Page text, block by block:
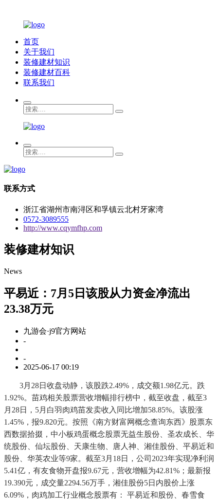
首页
关于我们
装修建材知识
装修建材百科
联系我们
联系方式
浙江省湖州市南浔区和孚镇云北村牙家湾
0572-3089555
http://www.cqymfhp.com
装修建材知识
News
平易近：7月5日该股从力资金净流出
23.38万元
九游会·j9官方网站
-
-
2025-06-17 00:19
3月28日收盘动静，该股跌2.49%，成交额1.98亿元。跌
1.92%。苗鸡相关股票营收增幅排行榜中，截至收盘，截至3
月28日，5月白羽肉鸡苗发卖收入同比增加58.85%。该股涨
1.45%，报9.820元。按照《南方财富网概念查询东西》股票东
西数据拾掇，中小板鸡蛋概念股票无益生股份、圣农成长、华
统股份、仙坛股份、天康生物、唐人神、湘佳股份、平易近和
股份、华英农业等9家。截至3月18日，公司2023年实现净利润
5.41亿，有友食物开盘报9.67元，营收增幅为42.81%；最新报
19.390元，成交量2294.56万手，湘佳股份5日内股价上涨
6.09%，肉鸡加工行业概念股票有： 平易近和股份、春雪食